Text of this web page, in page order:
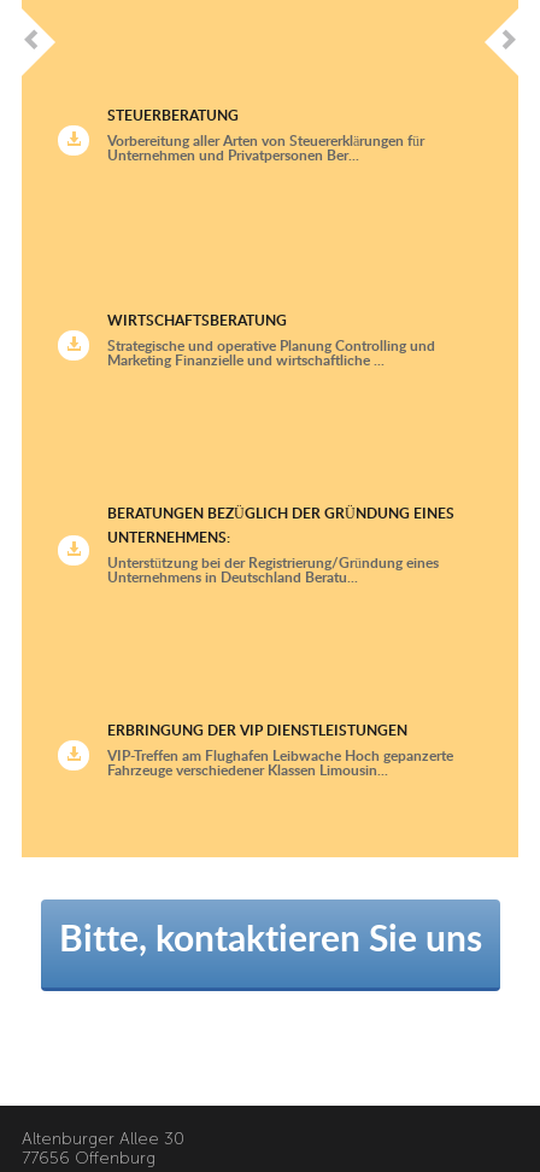
STEUERBERATUNG
Vorbereitung aller Arten von Steuererklärungen für
Unternehmen und Privatpersonen Ber...
WIRTSCHAFTSBERATUNG
Strategische und operative Planung Controlling und
Marketing Finanzielle und wirtschaftliche ...
BERATUNGEN BEZÜGLICH DER GRÜNDUNG EINES
UNTERNEHMENS:
Unterstützung bei der Registrierung/Gründung eines
Unternehmens in Deutschland Beratu...
ERBRINGUNG DER VIP DIENSTLEISTUNGEN
VIP-Treffen am Flughafen Leibwache Hoch gepanzerte
Fahrzeuge verschiedener Klassen Limousin...
Bitte, kontaktieren Sie uns
Altenburger Allee 30
77656 Offenburg